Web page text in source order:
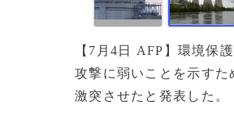
【7月4日 AFP】環境保
攻撃に弱いことを示す
激突させたと発表した。